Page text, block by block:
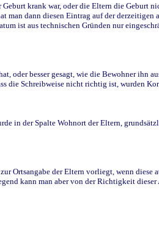
krank war, oder die Eltern die Geburt
man dann diesen Eintrag auf der derzeitigen
ist aus technischen Gründen nur
besser gesagt, wie die Bewohner ihn
die Schreibweise nicht richtig ist, wurden
in der Spalte Wohnort der Eltern,
Ortsangabe der Eltern vorliegt, wenn diese
kann man aber von der Richtigkeit dieser